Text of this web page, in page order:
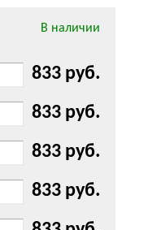
В наличии
833 руб.
833 руб.
833 руб.
833 руб.